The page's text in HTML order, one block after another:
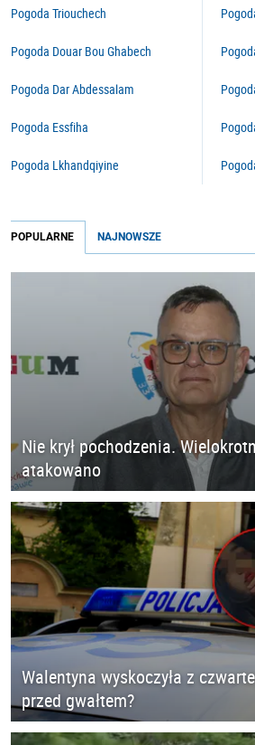
Pogoda Triouchech
Pogoda Douar Bou Ghabech
Pogoda Dar Abdessalam
Pogoda Essfiha
Pogoda Lkhandqiyine
POPULARNE NAJNOWSZE
Nie krył pochodzenia.
atakowano
Walentyna wyskoczyła z
przed gwałtem?